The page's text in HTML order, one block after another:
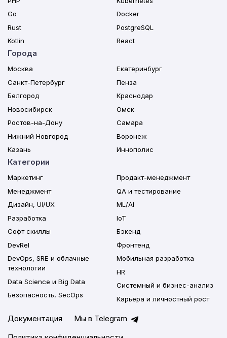
Go
Rust
Kotlin
Docker
PostgreSQL
React
Города
Москва
Санкт-Петербург
Белгород
Новосибирск
Ростов-на-Дону
Нижний Новгород
Казань
Екатеринбург
Пенза
Краснодар
Омск
Самара
Воронеж
Иннополис
Категории
Маркетинг
Менеджмент
Дизайн, UI/UX
Разработка
Софт скиллы
DevRel
DevOps, SRE и облачные
технологии
Data Science и Big Data
Безопасность, SecOps
Продакт-менеджмент
QA и тестирование
ML/AI
IoT
Бэкенд
Фронтенд
Мобильная разработка
HR
Системный и бизнес-анализ
Карьера и личностный рост
Документация
Мы в Telegram